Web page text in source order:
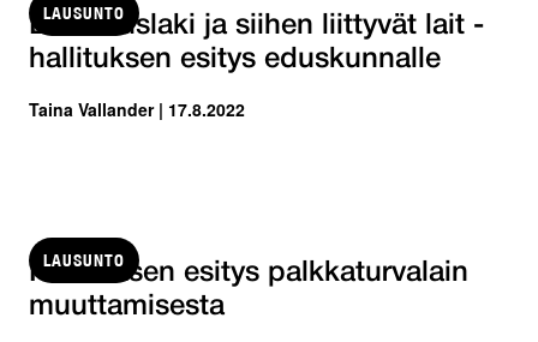
LAUSUNTO
Luotsauslaki ja siihen liittyvät lait -
hallituksen esitys eduskunnalle
Taina Vallander | 17.8.2022
LAUSUNTO
Hallituksen esitys palkkaturvalain
muuttamisesta